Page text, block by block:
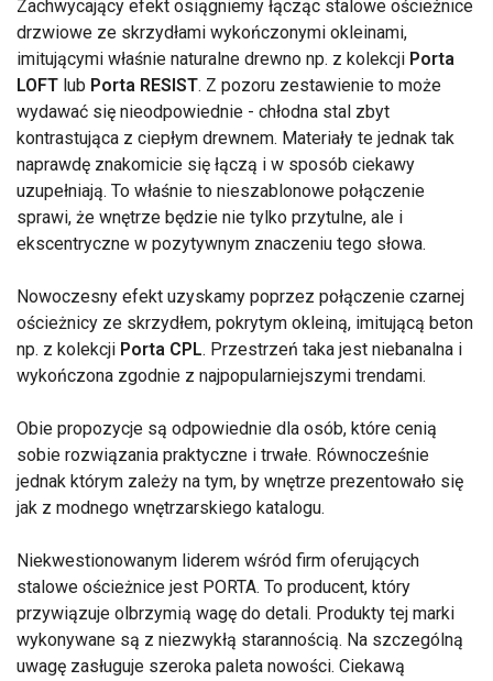
Zachwycający efekt osiągniemy łącząc stalowe ościeżnice
drzwiowe ze skrzydłami wykończonymi okleinami,
imitującymi właśnie naturalne drewno np. z kolekcji Porta
LOFT lub Porta RESIST. Z pozoru zestawienie to może
wydawać się nieodpowiednie - chłodna stal zbyt
kontrastująca z ciepłym drewnem. Materiały te jednak tak
naprawdę znakomicie się łączą i w sposób ciekawy
uzupełniają. To właśnie to nieszablonowe połączenie
sprawi, że wnętrze będzie nie tylko przytulne, ale i
ekscentryczne w pozytywnym znaczeniu tego słowa.
Nowoczesny efekt uzyskamy poprzez połączenie czarnej
ościeżnicy ze skrzydłem, pokrytym okleiną, imitującą beton
np. z kolekcji Porta CPL. Przestrzeń taka jest niebanalna i
wykończona zgodnie z najpopularniejszymi trendami.
Obie propozycje są odpowiednie dla osób, które cenią
sobie rozwiązania praktyczne i trwałe. Równocześnie
jednak którym zależy na tym, by wnętrze prezentowało się
jak z modnego wnętrzarskiego katalogu.
Niekwestionowanym liderem wśród firm oferujących
stalowe ościeżnice jest PORTA. To producent, który
przywiązuje olbrzymią wagę do detali. Produkty tej marki
wykonywane są z niezwykłą starannością. Na szczególną
uwagę zasługuje szeroka paleta nowości. Ciekawą